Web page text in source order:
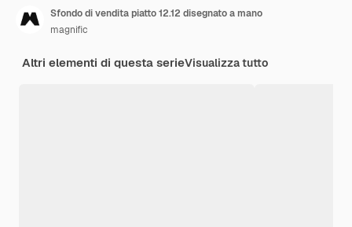
Sfondo di vendita piatto 12.12 disegnato a mano
magnific
Altri elementi di questa serieVisualizza tutto